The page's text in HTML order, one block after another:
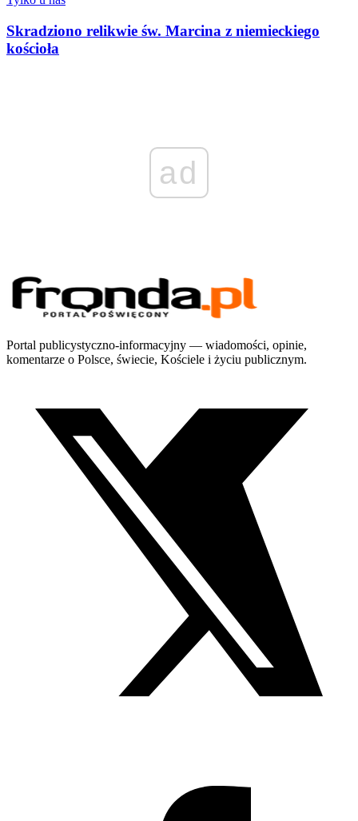
Skradziono relikwie św. Marcina z niemieckiego
kościoła
ad
Portal publicystyczno-informacyjny — wiadomości, opinie,
komentarze o Polsce, świecie, Kościele i życiu publicznym.